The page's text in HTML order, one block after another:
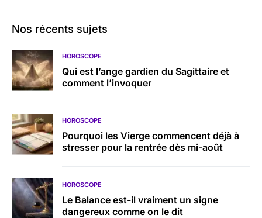
Nos récents sujets
HOROSCOPE
Qui est l’ange gardien du Sagittaire et
comment l’invoquer
HOROSCOPE
Pourquoi les Vierge commencent déjà à
stresser pour la rentrée dès mi-août
HOROSCOPE
Le Balance est-il vraiment un signe
dangereux comme on le dit